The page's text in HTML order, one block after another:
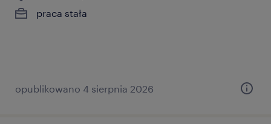
praca stała
opublikowano 4 sierpnia 2026